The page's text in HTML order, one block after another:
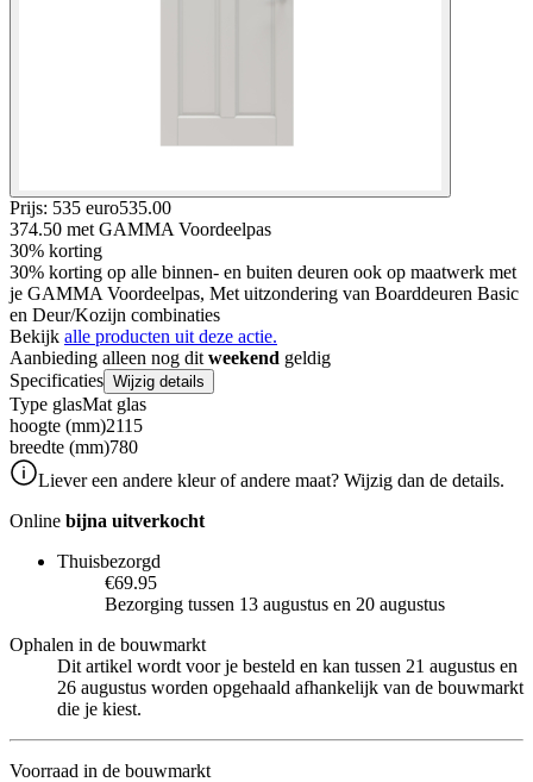
Prijs: 535 euro535.00
374.50 met GAMMA Voordeelpas
30% korting
30% korting op alle binnen- en buiten deuren ook op maatwerk met
je GAMMA Voordeelpas, Met uitzondering van Boarddeuren Basic
en Deur/Kozijn combinaties
Bekijk alle producten uit deze actie.
Aanbieding alleen nog dit weekend geldig
Specificaties Wijzig details
Type glasMat glas
hoogte (mm)2115
breedte (mm)780
Liever een andere kleur of andere maat? Wijzig dan de details.
Online bijna uitverkocht
Thuisbezorgd
€69.95
Bezorging tussen 13 augustus en 20 augustus
Ophalen in de bouwmarkt
Dit artikel wordt voor je besteld en kan tussen 21 augustus en
26 augustus worden opgehaald afhankelijk van de bouwmarkt
die je kiest.
Voorraad in de bouwmarkt